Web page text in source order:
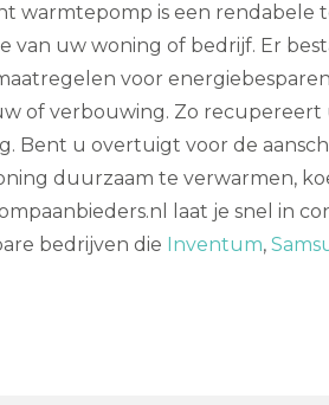
warmtepomp is een rendabele
van uw woning of bedrijf. Er
voor
of verbouwing. Zo recupereert
Bent u overtuigt voor de
duurzaam te verwarmen,
laat je snel in
bedrijven die Inventum,